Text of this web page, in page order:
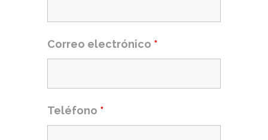
Correo electrónico *
Teléfono *